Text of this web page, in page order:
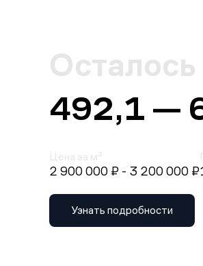
492,1 —
Цена за м²
2 900 000 ₽ - 3 200 000 ₽
Узнать подробности